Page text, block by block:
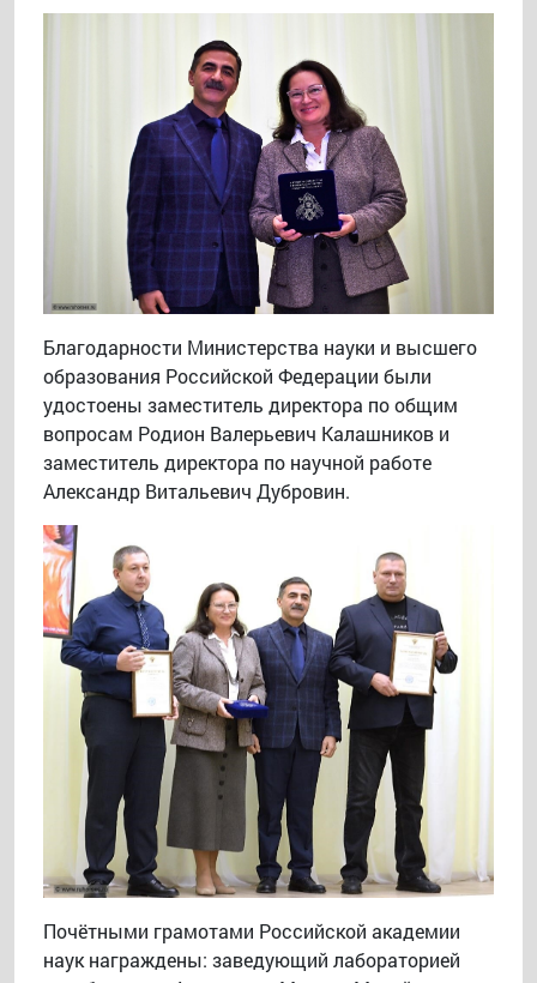
Благодарности Министерства науки и высшего
образования Российской Федерации были
удостоены заместитель директора по общим
вопросам Родион Валерьевич Калашников и
заместитель директора по научной работе
Александр Витальевич Дубровин.
Почётными грамотами Российской академии
наук награждены: заведующий лабораторией